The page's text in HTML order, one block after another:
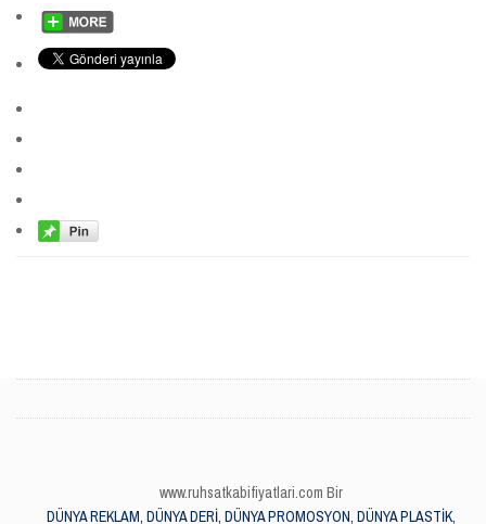
www.ruhsatkabifiyatlari.com Bir
DÜNYA REKLAM, DÜNYA DERİ, DÜNYA PROMOSYON, DÜNYA PLASTİK,